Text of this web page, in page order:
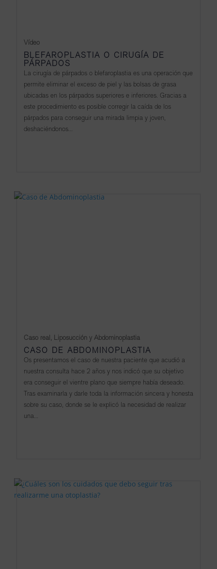
BLEFAROPLASTIA O CIRUGÍA DE
PÁRPADOS
Vídeo
La cirugía de párpados o blefaroplastia es una operación que
permite eliminar el exceso de piel y las bolsas de grasa
ubicadas en los párpados superiores e inferiores. Gracias a
este procedimiento es posible corregir la caída de los
párpados para conseguir una mirada limpia y joven,
deshaciéndonos...
CASO DE ABDOMINOPLASTIA
Caso real , Liposucción y Abdominoplastia
Os presentamos el caso de nuestra paciente que acudió a
nuestra consulta hace 2 años y nos indicó que su objetivo
era conseguir el vientre plano que siempre había deseado.
Tras examinarla y darle toda la información sincera y honesta
sobre su caso, donde se le explicó la necesidad de realizar
una...